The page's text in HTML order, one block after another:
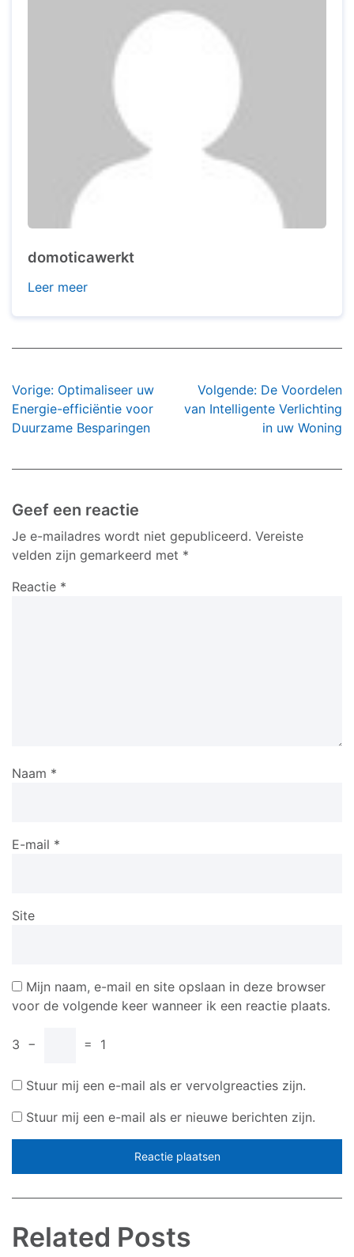
domoticawerkt
Leer meer
Bericht
navigatie
Vorige: Optimaliseer uw
Energie-efficiëntie voor
Duurzame Besparingen
Volgende: De Voordelen
van Intelligente Verlichting
in uw Woning
Geef een reactie
Je e-mailadres wordt niet gepubliceerd. Vereiste
velden zijn gemarkeerd met *
Reactie *
Naam *
E-mail *
Site
Mijn naam, e-mail en site opslaan in deze browser
voor de volgende keer wanneer ik een reactie plaats.
3 − = 1
Stuur mij een e-mail als er vervolgreacties zijn.
Stuur mij een e-mail als er nieuwe berichten zijn.
Related Posts